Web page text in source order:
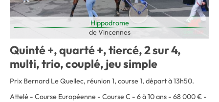
Hippodrome
de Vincennes
Quinté +, quarté +, tiercé, 2 sur 4,
multi, trio, couplé, jeu simple
Prix Bernard Le Quellec, réunion 1, course 1, départ à 13h50.
Attelé - Course Européenne - Course C - 6 à 10 ans - 68 000 € -